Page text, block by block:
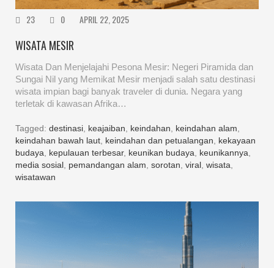
23 0 APRIL 22, 2025
WISATA MESIR
Wisata Dan Menjelajahi Pesona Mesir: Negeri Piramida dan
Sungai Nil yang Memikat Mesir menjadi salah satu destinasi
wisata impian bagi banyak traveler di dunia. Negara yang
terletak di kawasan Afrika…
Tagged: destinasi, keajaiban, keindahan, keindahan alam,
keindahan bawah laut, keindahan dan petualangan, kekayaan
budaya, kepulauan terbesar, keunikan budaya, keunikannya,
media sosial, pemandangan alam, sorotan, viral, wisata,
wisatawan